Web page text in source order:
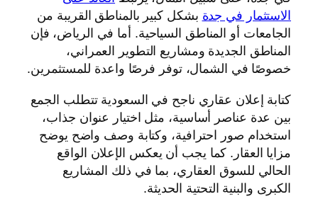
الاستثمار في جدة بشكل كبير بالمناطق القريبة من
الجامعات أو المناطق السياحية. أما في الرياض، فإن
المناطق الجديدة ومشاريع التطوير العمراني،
خصوصًا في الشمال، توفر فرصًا واعدة للمستثمرين.
كتابة إعلان عقاري ناجح في السعودية تتطلب الجمع
بين عدة عناصر أساسية، مثل اختيار عنوان جذاب،
استخدام صور احترافية، وكتابة وصف واضح يوضح
مزايا العقار. كما يجب أن يعكس الإعلان الواقع
الحالي للسوق العقاري، بما في ذلك المشاريع
الكبرى والبنية التحتية الحديثة.